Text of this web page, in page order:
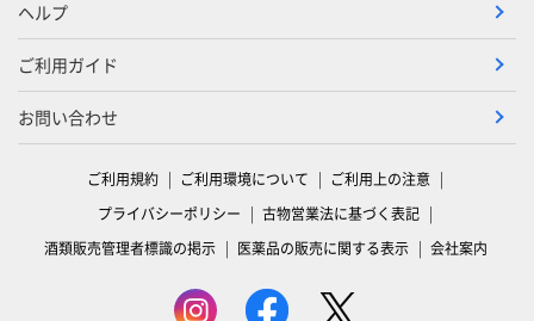
ヘルプ
ご利用ガイド
お問い合わせ
ご利用規約 ご利用環境について
ご利用上の注意
プライバシーポリシー
古物営業法に基づく表記
酒類販売管理者標識の掲示
医薬品の販売に関する表示 会社案内